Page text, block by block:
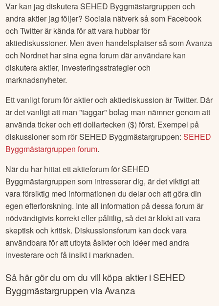
Var kan jag diskuteraSEHED Byggmästargruppen och
andra aktier jag följer? Sociala nätverk så som Facebook
och Twitter är kända för att vara hubbar för
aktiediskussioner. Men även handelsplatser så som Avanza
och Nordnet har sina egna forum där användare kan
diskutera aktier, investeringsstrategier och
marknadsnyheter.
Ett vanligt forum för aktier och aktiediskussion är Twitter. Där
är det vanligt att man "taggar" bolag man nämner genom att
använda ticker och ett dollartecken ($) först. Exempel på
diskussioner som rörSEHED Byggmästargruppen:SEHED
Byggmästargruppen forum.
När du har hittat ett aktieforum förSEHED
Byggmästargruppen som intresserar dig, är det viktigt att
vara försiktig med informationen du delar och att göra din
egen efterforskning. Inte all information på dessa forum är
nödvändigtvis korrekt eller pålitlig, så det är klokt att vara
skeptisk och kritisk. Diskussionsforum kan dock vara
användbara för att utbyta åsikter och idéer med andra
investerare och få insikt i marknaden.
Så här gör du om du vill köpa aktier iSEHED
Byggmästargruppenvia Avanza